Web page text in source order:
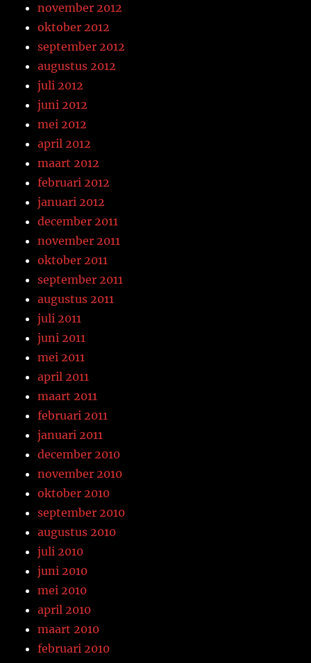
november 2012
oktober 2012
september 2012
augustus 2012
juli 2012
juni 2012
mei 2012
april 2012
maart 2012
februari 2012
januari 2012
december 2011
november 2011
oktober 2011
september 2011
augustus 2011
juli 2011
juni 2011
mei 2011
april 2011
maart 2011
februari 2011
januari 2011
december 2010
november 2010
oktober 2010
september 2010
augustus 2010
juli 2010
juni 2010
mei 2010
april 2010
maart 2010
februari 2010